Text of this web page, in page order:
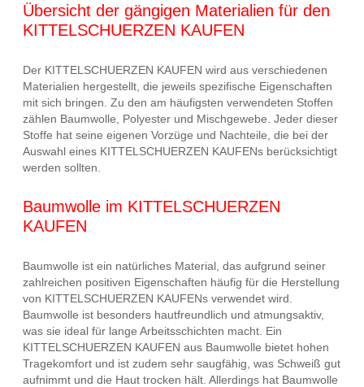
Übersicht der gängigen Materialien für den
KITTELSCHUERZEN KAUFEN
Der KITTELSCHUERZEN KAUFEN wird aus verschiedenen
Materialien hergestellt, die jeweils spezifische Eigenschaften
mit sich bringen. Zu den am häufigsten verwendeten Stoffen
zählen Baumwolle, Polyester und Mischgewebe. Jeder dieser
Stoffe hat seine eigenen Vorzüge und Nachteile, die bei der
Auswahl eines KITTELSCHUERZEN KAUFENs berücksichtigt
werden sollten.
Baumwolle im KITTELSCHUERZEN
KAUFEN
Baumwolle ist ein natürliches Material, das aufgrund seiner
zahlreichen positiven Eigenschaften häufig für die Herstellung
von KITTELSCHUERZEN KAUFENs verwendet wird.
Baumwolle ist besonders hautfreundlich und atmungsaktiv,
was sie ideal für lange Arbeitsschichten macht. Ein
KITTELSCHUERZEN KAUFEN aus Baumwolle bietet hohen
Tragekomfort und ist zudem sehr saugfähig, was Schweiß gut
aufnimmt und die Haut trocken hält. Allerdings hat Baumwolle